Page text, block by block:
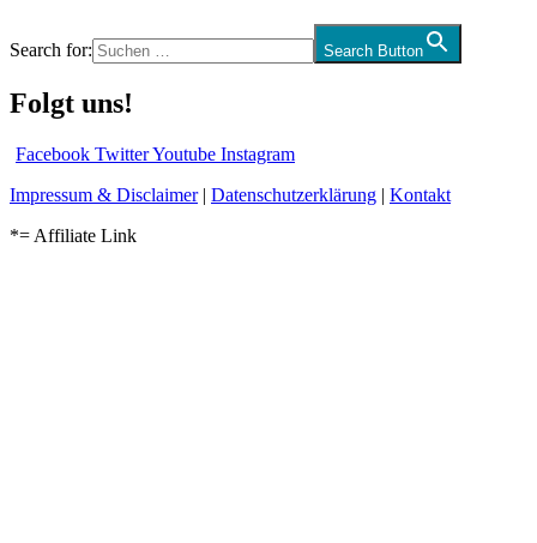
Search for: Search Button
Folgt uns!
Facebook TwitterYoutube Instagram
Impressum & Disclaimer| Datenschutzerklärung | Kontakt
*= Affiliate Link